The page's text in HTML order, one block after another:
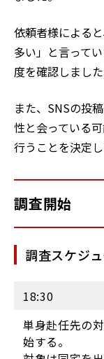
依頼者様による
多い」と言って
度を確認しました
また、SNSの投
性と会っている
行うことを決定し
調査開始
調査スケジ
18:30
単身赴任先の
始する。